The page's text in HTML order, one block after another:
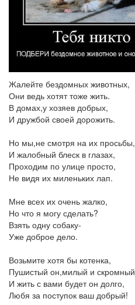
Жалейте бездомных животных,
Они ведь хотят тоже жить.
В домах,у хозяев добрых,
И дружбой своей дорожить.
Но мы,не смотря на их просьбы,
И жалобный блеск в глазах,
Проходим по улице просто,
Не видя их миленьких лап.
Мне всех их очень жалко,
Но что я могу сделать?
Взять одну собаку-
Уже доброе дело.
Возьмите хотя бы котенка,
Пушистый он,милый и скромный
И жить с вами будет он долго,
Любя за поступок ваш добрый!